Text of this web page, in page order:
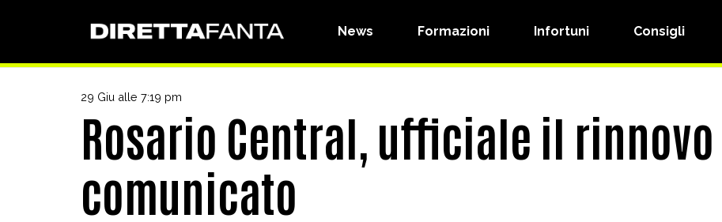
News Formazioni Infortuni Consigli
29 Giu alle 7:19 pm
Rosario Central, ufficiale il
comunicato